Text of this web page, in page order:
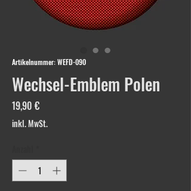
Artikelnummer: WEFD-090
Wechsel-Emblem Polen
19,90 €Preis
inkl. MwSt.